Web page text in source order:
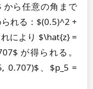
から任意の角まで
れる：$(0.5)^2 +
により $\hat{z} =
が得られる。
0.707)$、$p_5 =